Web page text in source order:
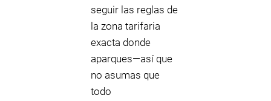
seguir las reglas de
la zona tarifaria
exacta donde
aparques—así que
no asumas que
todo